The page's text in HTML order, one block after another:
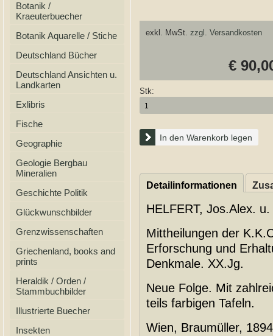
Botanik /
Kraeuterbuecher
Botanik Aquarelle / Stiche
Deutschland Bücher
Deutschland Ansichten u.
Landkarten
Exlibris
Fische
Geographie
Geologie Bergbau
Mineralien
Geschichte Politik
Glückwunschbilder
Grenzwissenschaften
Griechenland, books and
prints
Heraldik / Orden /
Stammbuchbilder
Illustrierte Buecher
Insekten
exkl. MwSt. zzgl. Versandkosten
€
Stk:
In den Warenkorb legen
Detailinformationen
HELFERT, Jos.Alex.
Mittheilungen der
Erforschung und
Denkmale. XX.Jg.
Neue Folge. Mit
teils farbigen Tafeln.
Wien, Braumüller,